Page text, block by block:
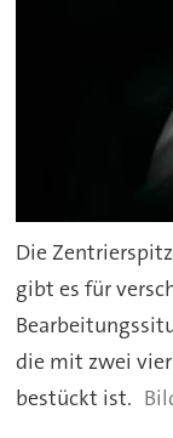
Die
gibt es für
die mit zwei
bestückt ist.